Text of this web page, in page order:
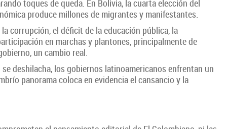
toques de queda. En Bolivia, la cuarta elección del
produce millones de migrantes y manifestantes.
corrupción, el déficit de la educación pública, la
en marchas y plantones, principalmente de
un cambio real.
deshilacha, los gobiernos latinoamericanos enfrentan un
panorama coloca en evidencia el cansancio y la